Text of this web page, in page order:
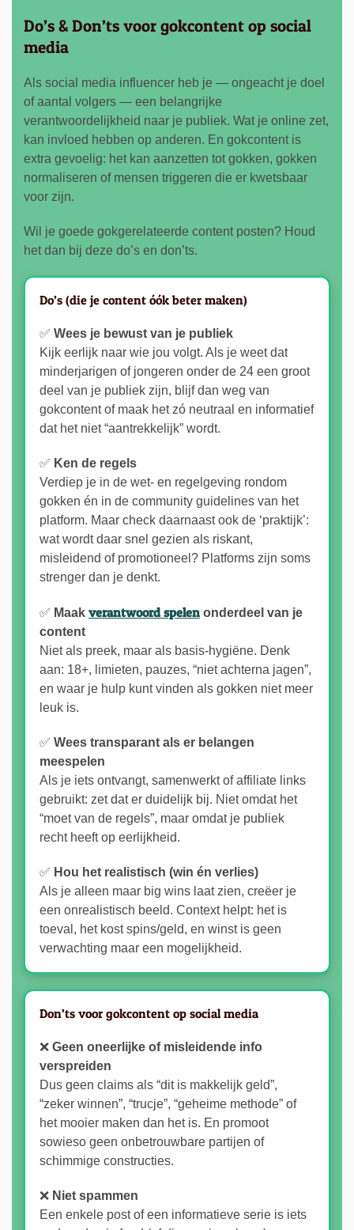
Do’s & Don’ts voor gokcontent op social
media
Als social media influencer heb je — ongeacht je doel
of aantal volgers — een belangrijke
verantwoordelijkheid naar je publiek. Wat je online zet,
kan invloed hebben op anderen. En gokcontent is
extra gevoelig: het kan aanzetten tot gokken, gokken
normaliseren of mensen triggeren die er kwetsbaar
voor zijn.
Wil je goede gokgerelateerde content posten? Houd
het dan bij deze do’s en don’ts.
Do’s (die je content óók beter maken)
✅ Wees je bewust van je publiek
Kijk eerlijk naar wie jou volgt. Als je weet dat
minderjarigen of jongeren onder de 24 een groot
deel van je publiek zijn, blijf dan weg van
gokcontent of maak het zó neutraal en informatief
dat het niet “aantrekkelijk” wordt.
✅ Ken de regels
Verdiep je in de wet- en regelgeving rondom
gokken én in de community guidelines van het
platform. Maar check daarnaast ook de ‘praktijk’:
wat wordt daar snel gezien als riskant,
misleidend of promotioneel? Platforms zijn soms
strenger dan je denkt.
✅ Maak verantwoord spelen onderdeel van je
content
Niet als preek, maar als basis-hygiëne. Denk
aan: 18+, limieten, pauzes, “niet achterna jagen”,
en waar je hulp kunt vinden als gokken niet meer
leuk is.
✅ Wees transparant als er belangen
meespelen
Als je iets ontvangt, samenwerkt of affiliate links
gebruikt: zet dat er duidelijk bij. Niet omdat het
“moet van de regels”, maar omdat je publiek
recht heeft op eerlijkheid.
✅ Hou het realistisch (win én verlies)
Als je alleen maar big wins laat zien, creëer je
een onrealistisch beeld. Context helpt: het is
toeval, het kost spins/geld, en winst is geen
verwachting maar een mogelijkheid.
Don’ts voor gokcontent op social media
❌ Geen oneerlijke of misleidende info
verspreiden
Dus geen claims als “dit is makkelijk geld”,
“zeker winnen”, “trucje”, “geheime methode” of
het mooier maken dan het is. En promoot
sowieso geen onbetrouwbare partijen of
schimmige constructies.
❌ Niet spammen
Een enkele post of een informatieve serie is iets